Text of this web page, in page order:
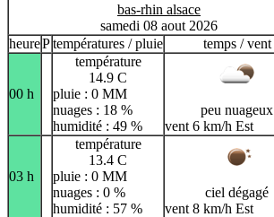
bas-rhin alsace
samedi 08 aout 2026
heurePtempératures / pluie temps / vent
00 h
température
14.9 C
pluie : 0 MM
nuages : 18 %
humidité : 49 %
peu nuageux
vent 6 km/h Est
03 h
température
13.4 C
pluie : 0 MM
nuages : 0 %
humidité : 57 %
ciel dégagé
vent 8 km/h Est